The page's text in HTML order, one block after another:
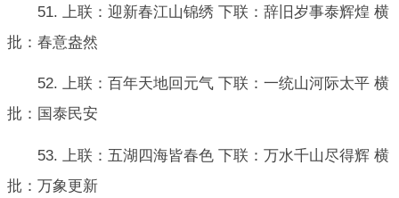
51. 上联：迎新春江山锦绣 下联：辞旧岁事泰辉煌 横
批：春意盎然
52. 上联：百年天地回元气 下联：一统山河际太平 横
批：国泰民安
53. 上联：五湖四海皆春色 下联：万水千山尽得辉 横
批：万象更新